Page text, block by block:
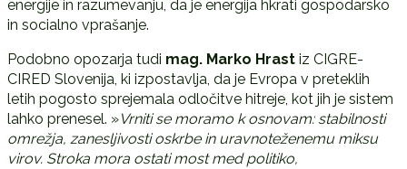
energije in razumevanju, da je energija hkrati gospodarsko
in socialno vprašanje.
Podobno opozarja tudi mag. Marko Hrastiz CIGRE-
CIRED Slovenija, ki izpostavlja, da je Evropa v preteklih
letih pogosto sprejemala odločitve hitreje, kot jih je sistem
lahko prenesel. »Vrniti se moramo k osnovam: stabilnosti
omrežja, zanesljivosti oskrbe in uravnoteženemu miksu
virov. Stroka mora ostati most med politiko,